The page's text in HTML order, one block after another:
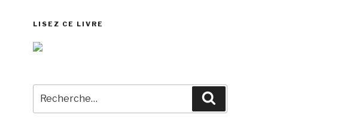
LISEZ CE LIVRE
pour
: